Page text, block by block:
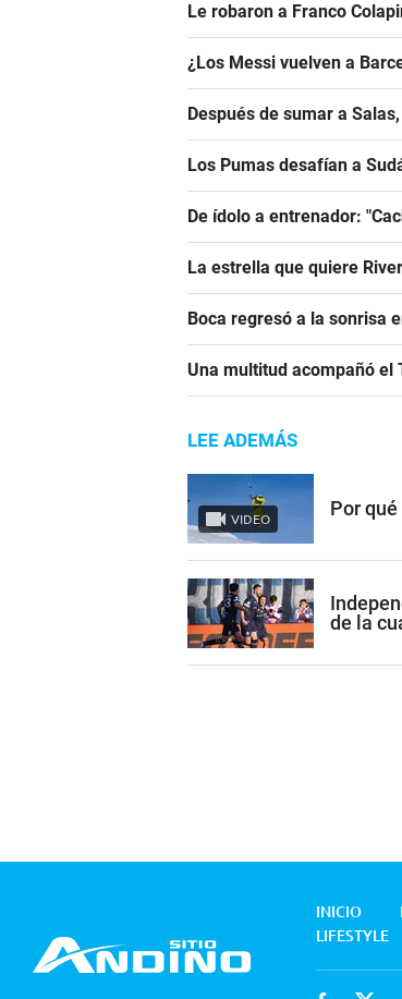
Le robaron a Franco
¿Los Messi vuelven a
Después de sumar a
Los Pumas desafían a
De ídolo a entrenador:
La estrella que quiere
Boca regresó a la sonrisa
Una multitud acompañó el
LEE ADEMÁS
VIDEO Por
de la
INICIO
LIFESTYLE